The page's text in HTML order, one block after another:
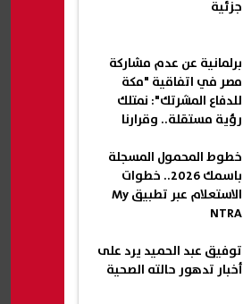
جزئية
برلمانية عن عدم مشاركة
مصر في اتفاقية "مكة
للدفاع المشرتك": نمتلك
رؤية مستقلة.. وقرارنا
خطوط المحمول المسجلة
باسمك 2026.. خطوات
الاستعلام عبر تطبيق My
NTRA
توفيق عبد الحميد يرد على
أخبار تدهور حالته الصحية